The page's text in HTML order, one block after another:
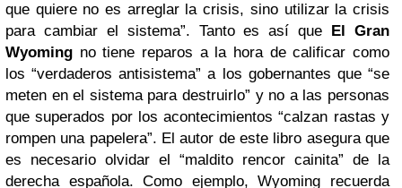
que quiere no es arreglar la crisis, sino utilizar la crisis
para cambiar el sistema”. Tanto es así que El Gran
Wyoming no tiene reparos a la hora de calificar como
los “verdaderos antisistema” a los gobernantes que “se
meten en el sistema para destruirlo” y no a las personas
que superados por los acontecimientos “calzan rastas y
rompen una papelera”. El autor de este libro asegura que
es necesario olvidar el “maldito rencor cainita” de la
derecha española. Como ejemplo, Wyoming recuerda